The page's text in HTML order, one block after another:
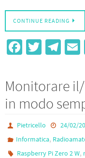
CONTINUE READING
Fa
o
o
k
T
er
Te
gr
a
m
Monitorare
in modo
Pietricello
24/02/
Informatica,
Raspberry Pi Zero 2 W,